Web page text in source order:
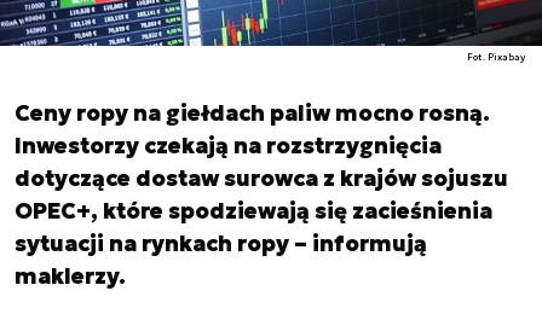
Fot. Pixabay
Ceny ropy na giełdach paliw mocno rosną.
Inwestorzy czekają na rozstrzygnięcia
dotyczące dostaw surowca z krajów sojuszu
OPEC+, które spodziewają się zacieśnienia
sytuacji na rynkach ropy – informują
maklerzy.